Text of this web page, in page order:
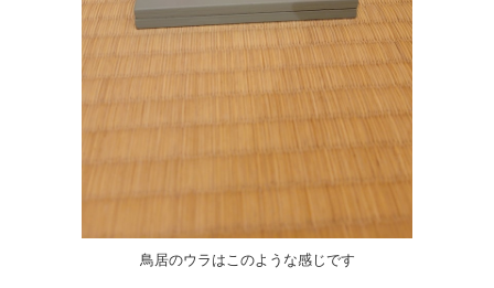
鳥居のウラはこのような感じです